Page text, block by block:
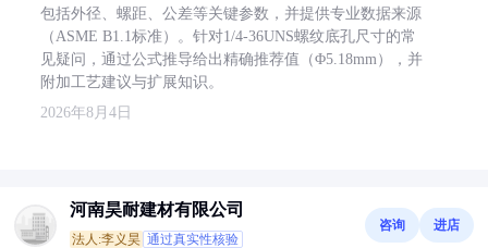
包括外径、螺距、公差等关键参数，并提供专业数据来源
（ASME B1.1标准）。针对1/4-36UNS螺纹底孔尺寸的常
见疑问，通过公式推导给出精确推荐值（Φ5.18mm），并
附加工艺建议与扩展知识。
2026年8月4日
河南昊耐建材有限公司
法人:李义昊 通过真实性核验
咨询 进店